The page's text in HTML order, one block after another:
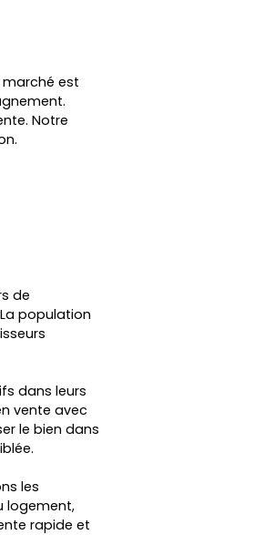
est
Notre
de
population
dans leurs
vente avec
le bien dans
les
logement,
rapide et